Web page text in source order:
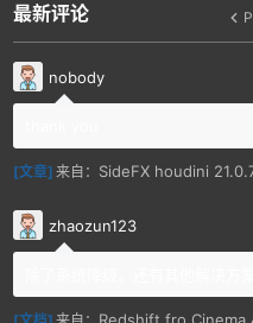
最新评论
nobody
[文章] 来自： SideFX houdini 21.0.729
zhaozun123